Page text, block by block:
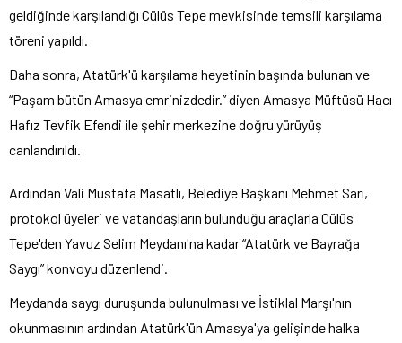
geldiğinde karşılandığı Cülüs Tepe mevkisinde temsili karşılama
töreni yapıldı.
Daha sonra, Atatürk'ü karşılama heyetinin başında bulunan ve
“Paşam bütün Amasya emrinizdedir.” diyen Amasya Müftüsü Hacı
Hafız Tevfik Efendi ile şehir merkezine doğru yürüyüş
canlandırıldı.
Ardından Vali Mustafa Masatlı, Belediye Başkanı Mehmet Sarı,
protokol üyeleri ve vatandaşların bulunduğu araçlarla Cülüs
Tepe'den Yavuz Selim Meydanı'na kadar “Atatürk ve Bayrağa
Saygı” konvoyu düzenlendi.
Meydanda saygı duruşunda bulunulması ve İstiklal Marşı'nın
okunmasının ardından Atatürk'ün Amasya'ya gelişinde halka